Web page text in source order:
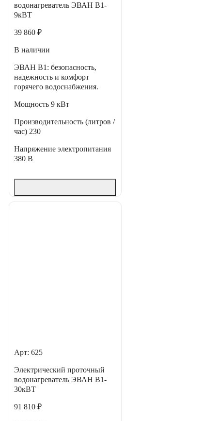
водонагреватель ЭВАН В1-
9кВТ
39 860 ₽
В наличии
ЭВАН В1: безопасность,
надежность и комфорт
горячего водоснабжения.
Мощность 9 кВт
Производительность (литров /
час) 230
Напряжение электропитания
380 В
Арт: 625
Электрический проточный
водонагреватель ЭВАН В1-
30кВТ
91 810 ₽